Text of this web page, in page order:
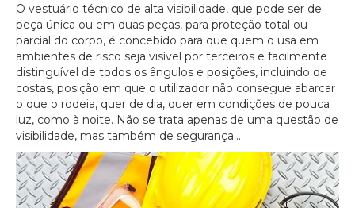
O vestuário técnico de alta visibilidade, que pode ser de
peça única ou em duas peças, para proteção total ou
parcial do corpo, é concebido para que quem o usa em
ambientes de risco seja visível por terceiros e facilmente
distinguível de todos os ângulos e posições, incluindo de
costas, posição em que o utilizador não consegue abarcar
o que o rodeia, quer de dia, quer em condições de pouca
luz, como à noite. Não se trata apenas de uma questão de
visibilidade, mas também de segurança...